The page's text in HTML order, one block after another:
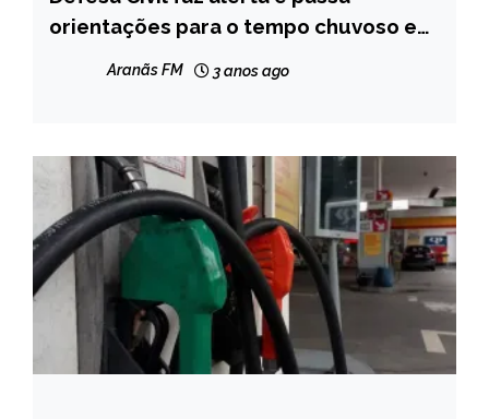
NOTÍCIAS
orientações para o tempo chuvoso em
Aranãs FM 3 anos ago